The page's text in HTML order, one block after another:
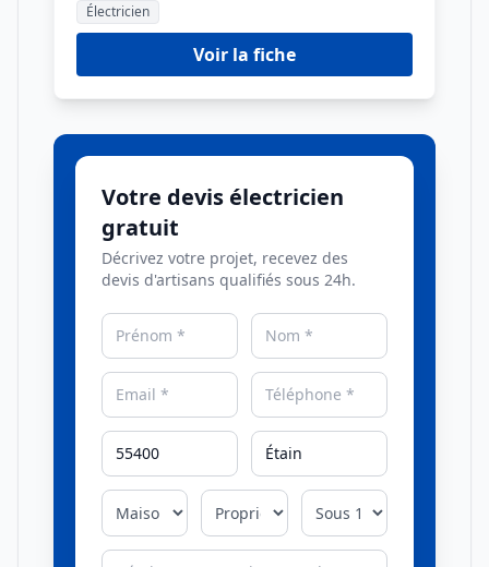
Électricien
Voir la fiche
Votre devis électricien
gratuit
Décrivez votre projet, recevez des
devis d'artisans qualifiés sous 24h.